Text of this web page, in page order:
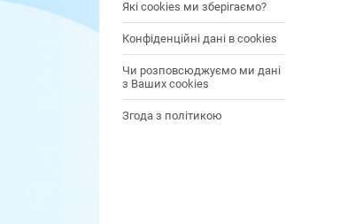
Які cookies ми зберігаємо?
Конфіденційні дані в cookies
Чи розповсюджуємо ми дані
з Ваших cookies
Згода з політикою